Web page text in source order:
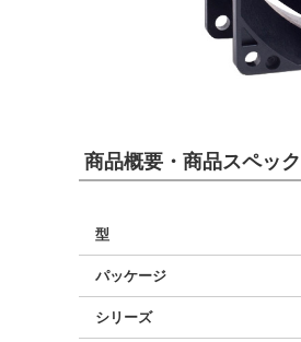
商品概要・商品スペック
型
パッケージ
シリーズ